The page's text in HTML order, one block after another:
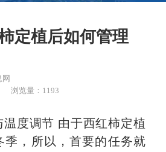
定植后如何管理
浏览量：1193
度调节 由于西红柿定植
季，所以，首要的任务就